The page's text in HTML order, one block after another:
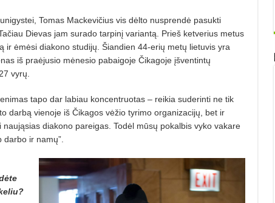
Tomas Mackevičius vis dėlto nusprendė pasukti
Dievas jam surado tarpinį variantą. Prieš ketverius metus
ir ėmėsi diakono studijų. Šiandien 44-erių metų lietuvis yra
iš praėjusio mėnesio pabaigoje Čikagoje įšventintų
vyrų.
tapo dar labiau koncentruotas – reikia suderinti ne tik
darbą vienoje iš Čikagos vėžio tyrimo organizacijų, bet ir
diakono pareigas. Todėl mūsų pokalbis vyko vakare
ir namų”.